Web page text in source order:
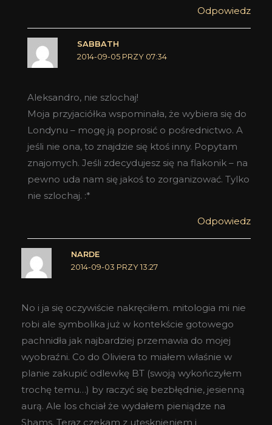
Odpowiedz
SABBATH
2014-09-05 PRZY 07:34
Aleksandro, nie szlochaj!
Moja przyjaciółka wspominała, że wybiera się do
Londynu – mogę ją poprosić o pośrednictwo. A
jeśli nie ona, to znajdzie się ktoś inny. Popytam
znajomych. Jeśli zdecydujesz się na flakonik – na
pewno uda nam się jakoś to zorganizować. Tylko
nie szlochaj. :*
Odpowiedz
NARDE
2014-09-03 PRZY 13:27
No i ja się oczywiście nakręciłem. mitologia mi nie
robi ale symbolika już w kontekście gotowego
pachnidła jak najbardziej przemawia do mojej
wyobraźni. Co do Oliviera to miałem właśnie w
planie zakupić odlewkę BT (swoją wykończyłem
trochę temu…) by raczyć się bezbłędnie, jesienną
aurą. Ale los chciał że wydałem pieniądze na
Shams. Teraz czekam z utęsknieniem i